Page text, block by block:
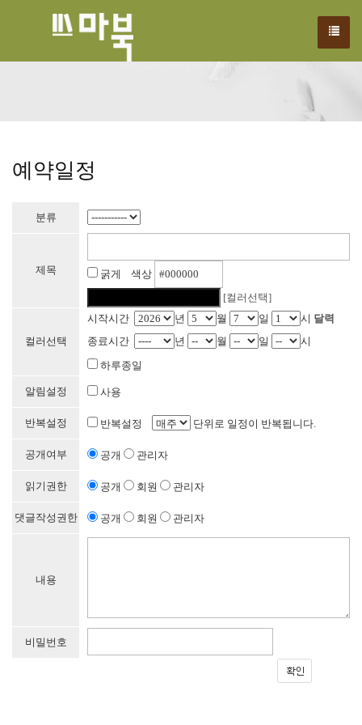
예약일정
분류
제목
굵게 색상
[컬러선택]
컬러선택
시작시간 년 월 일 시 달력
종료시간
년 월 일
시
하루종일
알림설정 사용
반복설정 반복설정 단위로 일정이 반복됩니다.
공개여부 공개 관리자
읽기권한 공개 회원 관리자
댓글작성권한 공개 회원 관리자
내용
비밀번호